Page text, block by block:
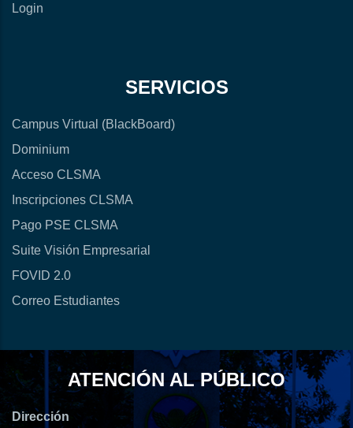
Login
SERVICIOS
Campus Virtual (BlackBoard)
Dominium
Acceso CLSMA
Inscripciones CLSMA
Pago PSE CLSMA
Suite Visión Empresarial
FOVID 2.0
Correo Estudiantes
ATENCIÓN AL PÚBLICO
Dirección